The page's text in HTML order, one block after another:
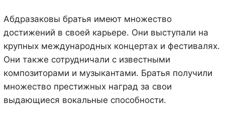
Абдразаковы братья имеют множество
достижений в своей карьере. Они выступали на
крупных международных концертах и фестивалях.
Они также сотрудничали с известными
композиторами и музыкантами. Братья получили
множество престижных наград за свои
выдающиеся вокальные способности.